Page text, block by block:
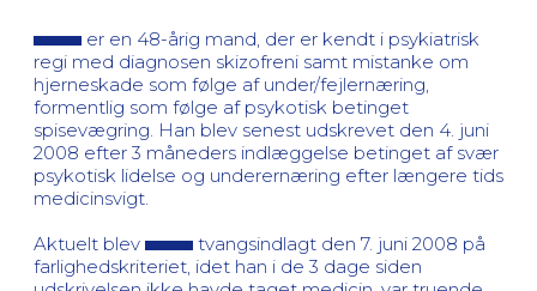
er en 48-årig mand, der er kendt i psykiatrisk
regi med diagnosen skizofreni samt mistanke om
hjerneskade som følge af under/fejlernæring,
formentlig som følge af psykotisk betinget
spisevægring. Han blev senest udskrevet den 4. juni
2008 efter 3 måneders indlæggelse betinget af svær
psykotisk lidelse og underernæring efter længere tids
medicinsvigt.
Aktuelt blev
tvangsindlagt den 7. juni 2008 på
farlighedskriteriet, idet han i de 3 dage siden